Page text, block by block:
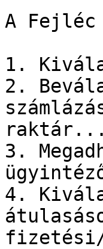
A Fejléc
1.
2.
3.
4.